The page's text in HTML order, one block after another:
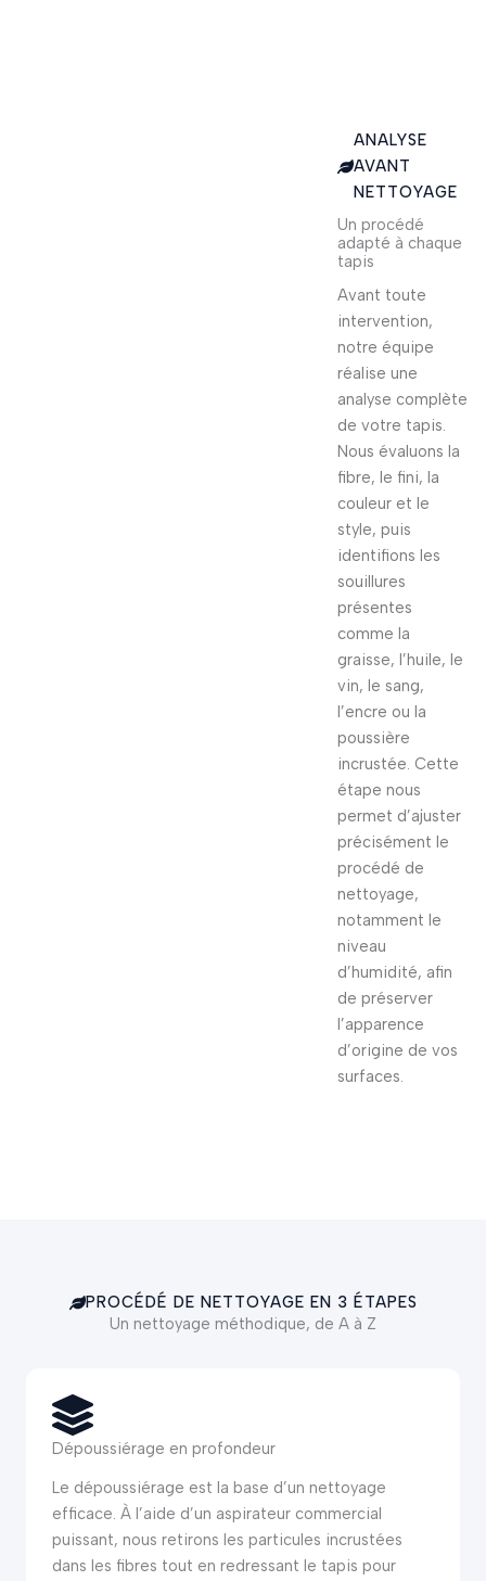
ANALYSE
AVANT
NETTOYAGE
Un procédé
adapté à chaque
tapis
Avant toute
intervention,
notre équipe
réalise une
analyse complète
de votre tapis.
Nous évaluons la
fibre, le fini, la
couleur et le
style, puis
identifions les
souillures
présentes
comme la
graisse, l’huile, le
vin, le sang,
l’encre ou la
poussière
incrustée. Cette
étape nous
permet d’ajuster
précisément le
procédé de
nettoyage,
notamment le
niveau
d’humidité, afin
de préserver
l’apparence
d’origine de vos
surfaces.
PROCÉDÉ DE NETTOYAGE EN 3 ÉTAPES
Un nettoyage méthodique, de A à Z
Dépoussiérage en profondeur
Le dépoussiérage est la base d’un nettoyage
efficace. À l’aide d’un aspirateur commercial
puissant, nous retirons les particules incrustées
dans les fibres tout en redressant le tapis pour